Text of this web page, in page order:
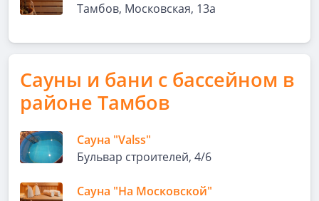
Тамбов, Московская, 13а
Сауны и бани с бассейном в
районе Тамбов
Сауна "Valss"
Бульвар строителей, 4/6
Сауна "На Московской"